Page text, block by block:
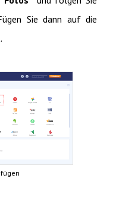
Sie dann auf die